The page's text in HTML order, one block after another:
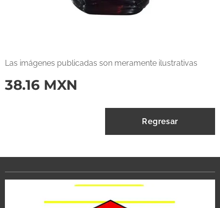
Las imágenes publicadas son meramente ilustrativas
38.16 MXN
Regresar